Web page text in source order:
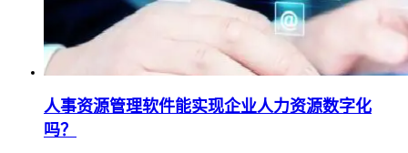
人事资源管理软件能实现企业人力资源数字化
吗？